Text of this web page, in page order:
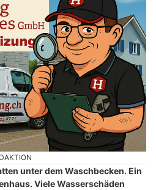
unter dem Waschbecken. Ein
Viele Wasserschäden